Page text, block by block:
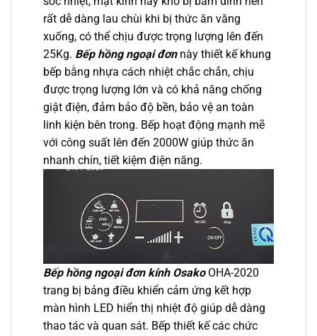
rất dễ dàng lau chùi khi bị thức ăn văng
xuống, có thể chịu được trọng lượng lên đến
25Kg. Bếp hồng ngoại đơnnày thiết kế khung
bếp bằng nhựa cách nhiệt chắc chắn, chịu
được trọng lượng lớn và có khả năng chống
giật điện, đảm bảo độ bền, bảo vệ an toàn
linh kiện bên trong. Bếp hoạt động mạnh mẽ
với công suất lên đến 2000W giúp thức ăn
nhanh chín, tiết kiệm điện năng.
Bếp hồng ngoại đơn kính OsakoOHA-2020
trang bị bảng điều khiển cảm ứng kết hợp
màn hình LED hiển thị nhiệt độ giúp dễ dàng
thao tác và quan sát. Bếp thiết kế các chức